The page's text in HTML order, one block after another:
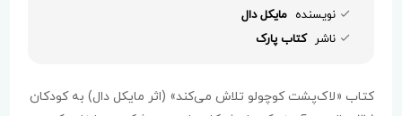
نویسنده مایکل دال
ناشر کتاب پارک
کتاب «لاک‌پشت کوچولو تلاش می‌کند» (اثر مایکل دال) به کودکان